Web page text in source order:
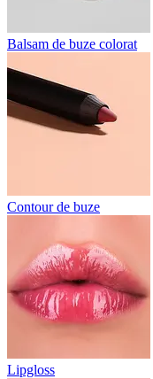
Balsam de buze colorat
Contour de buze
Lipgloss